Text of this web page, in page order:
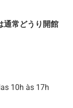
通常どうり開館
10h às 17h